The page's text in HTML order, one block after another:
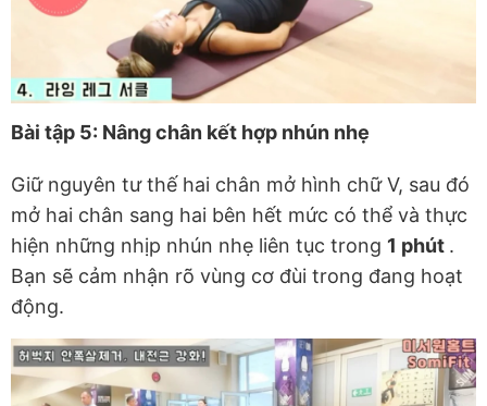
Bài tập 5: Nâng chân kết hợp nhún nhẹ
Giữ nguyên tư thế hai chân mở hình chữ V, sau đó
mở hai chân sang hai bên hết mức có thể và thực
hiện những nhịp nhún nhẹ liên tục trong 1 phút .
Bạn sẽ cảm nhận rõ vùng cơ đùi trong đang hoạt
động.